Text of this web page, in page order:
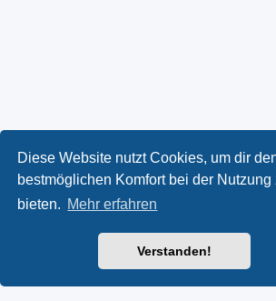
Diese Website nutzt Cookies, um dir
bestmöglichen Komfort bei der Nutzung
bieten. Mehr erfahren
Verstanden!